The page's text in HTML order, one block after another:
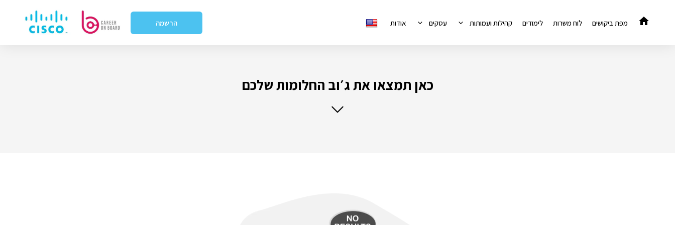
מפת ביקושים לוח משרות לימודים קהילות ועמותות עסקים אודות הרשמה
כאן תמצאו את ג׳וב החלומות שלכם